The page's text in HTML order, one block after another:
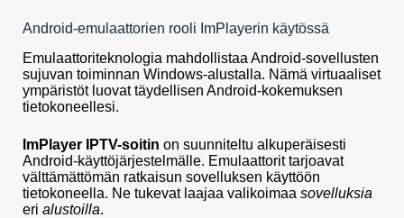
Android-emulaattorien rooli ImPlayerin käytössä
Emulaattoriteknologia mahdollistaa Android-sovellusten
sujuvan toiminnan Windows-alustalla. Nämä virtuaaliset
ympäristöt luovat täydellisen Android-kokemuksen
tietokoneellesi.
ImPlayer IPTV-soitin on suunniteltu alkuperäisesti
Android-käyttöjärjestelmälle. Emulaattorit tarjoavat
välttämättömän ratkaisun sovelluksen käyttöön
tietokoneella. Ne tukevat laajaa valikoimaa sovelluksia
eri alustoilla.